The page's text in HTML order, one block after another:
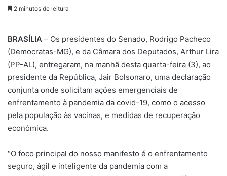
2 minutos de leitura
BRASÍLIA – Os presidentes do Senado, Rodrigo Pacheco
(Democratas-MG), e da Câmara dos Deputados, Arthur Lira
(PP-AL), entregaram, na manhã desta quarta-feira (3), ao
presidente da República, Jair Bolsonaro, uma declaração
conjunta onde solicitam ações emergenciais de
enfrentamento à pandemia da covid-19, como o acesso
pela população às vacinas, e medidas de recuperação
econômica.
“O foco principal do nosso manifesto é o enfrentamento
seguro, ágil e inteligente da pandemia com a